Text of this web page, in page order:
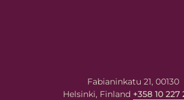
Fabianinkatu 21, 00130
Helsinki, Finland +358 10 227